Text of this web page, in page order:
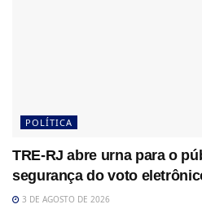
POLÍTICA
TRE-RJ abre urna para o
segurança do voto
3 DE AGOSTO DE 2026